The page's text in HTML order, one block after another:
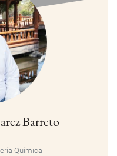
Barreto
Química